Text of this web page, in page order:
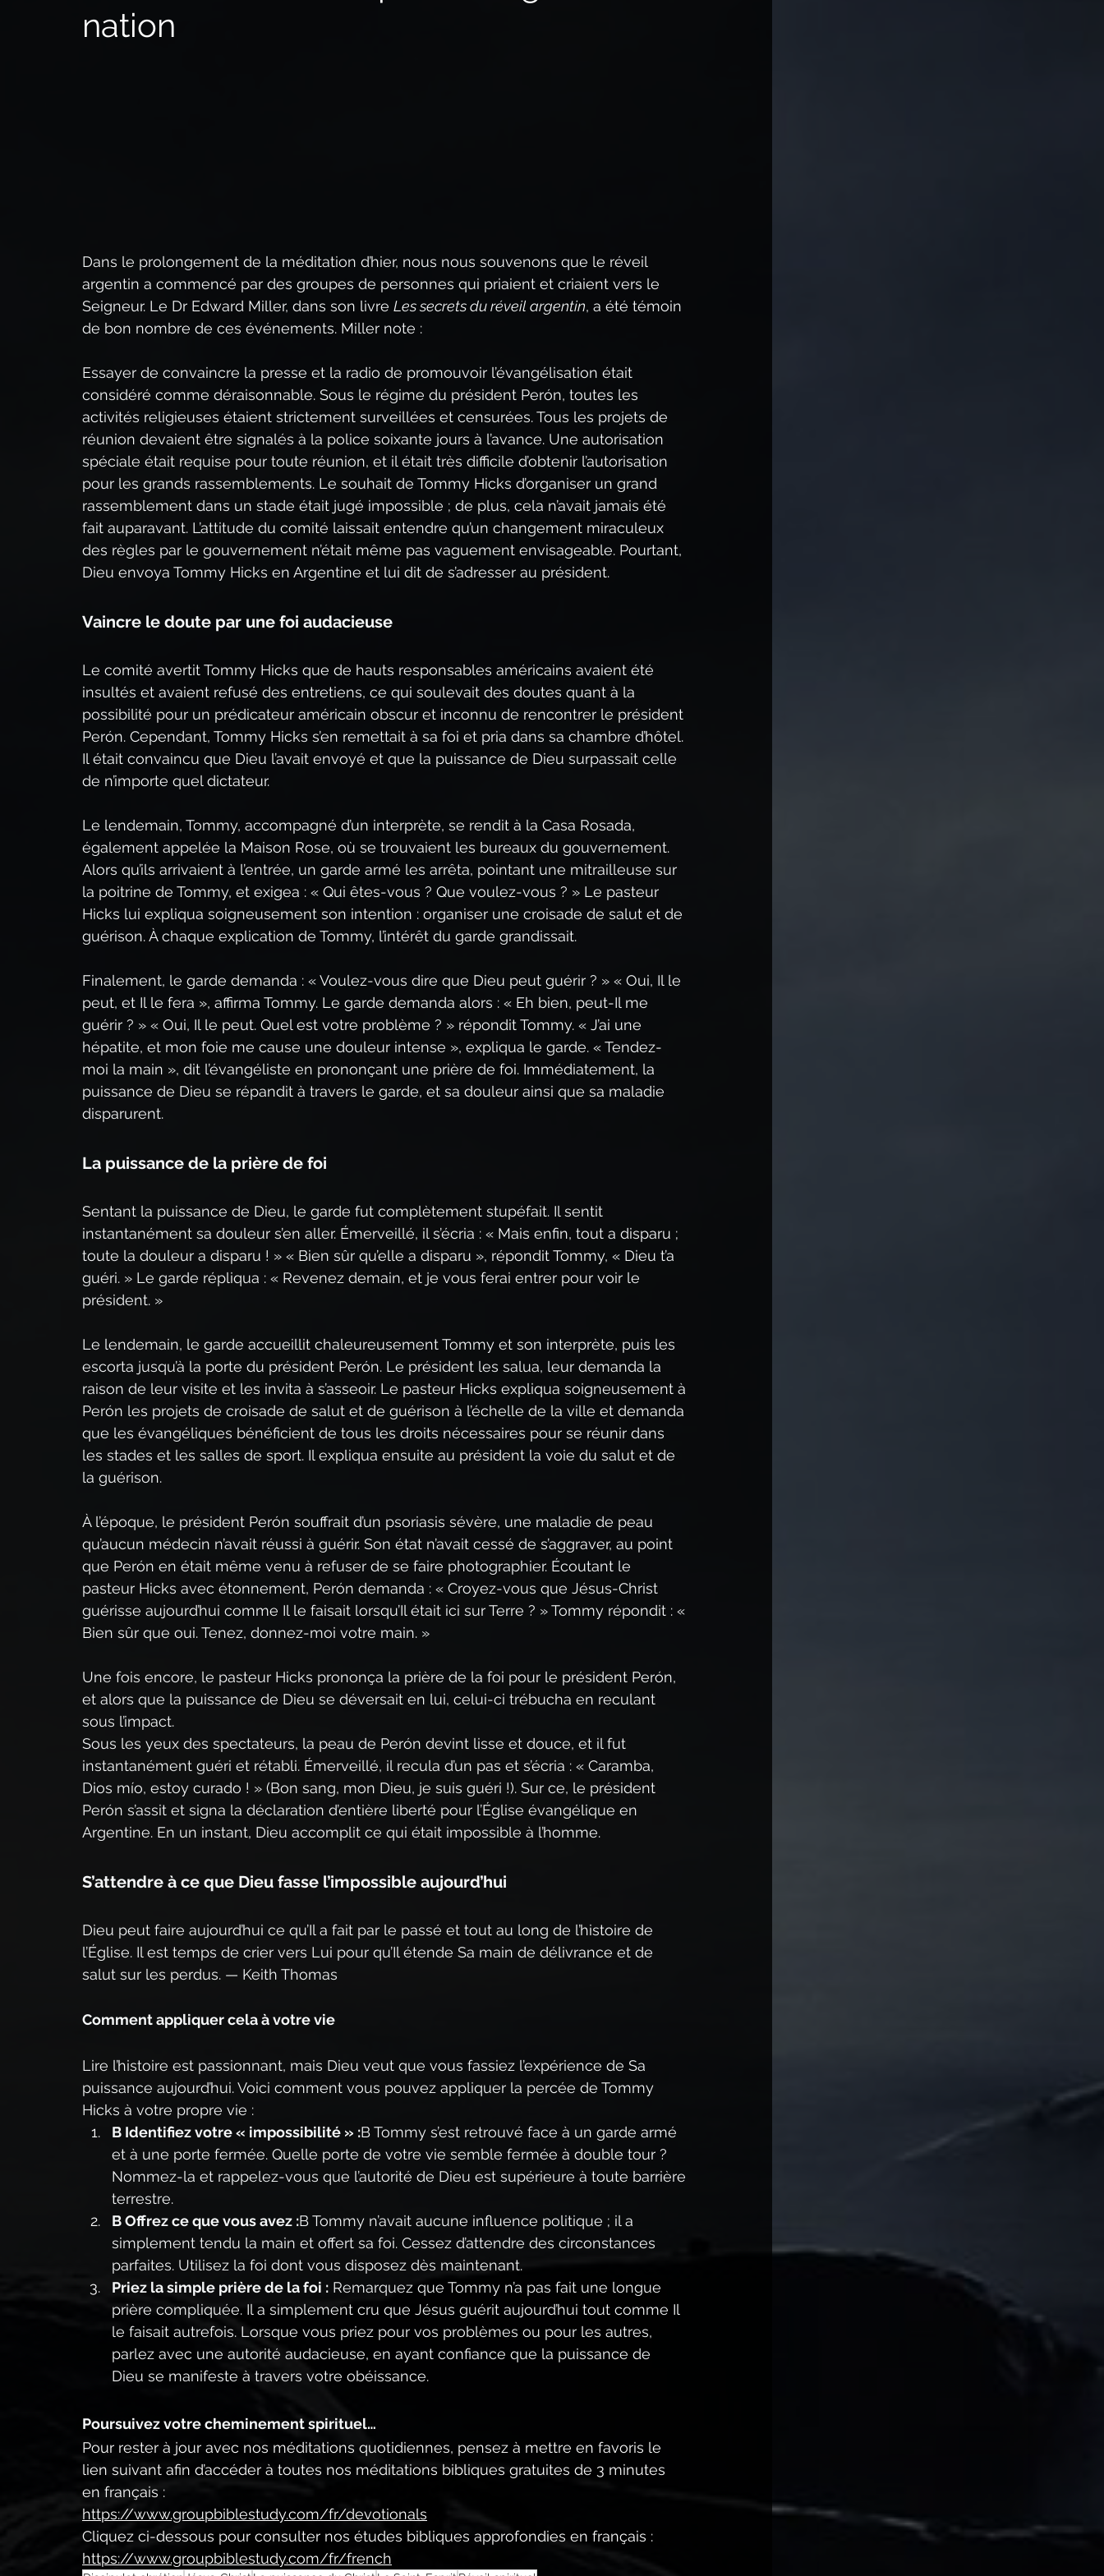
nation
Dans le prolongement de la méditation d’hier, nous nous souvenons que le réveil
argentin a commencé par des groupes de personnes qui priaient et criaient vers le
Seigneur. Le Dr Edward Miller, dans son livre Les secrets du réveil argentin, a été témoin
de bon nombre de ces événements. Miller note :
Essayer de convaincre la presse et la radio de promouvoir l’évangélisation était
considéré comme déraisonnable. Sous le régime du président Perón, toutes les
activités religieuses étaient strictement surveillées et censurées. Tous les projets de
réunion devaient être signalés à la police soixante jours à l’avance. Une autorisation
spéciale était requise pour toute réunion, et il était très difficile d’obtenir l’autorisation
pour les grands rassemblements. Le souhait de Tommy Hicks d’organiser un grand
rassemblement dans un stade était jugé impossible ; de plus, cela n’avait jamais été
fait auparavant. L’attitude du comité laissait entendre qu’un changement miraculeux
des règles par le gouvernement n’était même pas vaguement envisageable. Pourtant,
Dieu envoya Tommy Hicks en Argentine et lui dit de s’adresser au président.
Vaincre le doute par une foi audacieuse
Le comité avertit Tommy Hicks que de hauts responsables américains avaient été
insultés et avaient refusé des entretiens, ce qui soulevait des doutes quant à la
possibilité pour un prédicateur américain obscur et inconnu de rencontrer le président
Perón. Cependant, Tommy Hicks s’en remettait à sa foi et pria dans sa chambre d’hôtel.
Il était convaincu que Dieu l’avait envoyé et que la puissance de Dieu surpassait celle
de n’importe quel dictateur.
Le lendemain, Tommy, accompagné d’un interprète, se rendit à la Casa Rosada,
également appelée la Maison Rose, où se trouvaient les bureaux du gouvernement.
Alors qu’ils arrivaient à l’entrée, un garde armé les arrêta, pointant une mitrailleuse sur
la poitrine de Tommy, et exigea : « Qui êtes-vous ? Que voulez-vous ? » Le pasteur
Hicks lui expliqua soigneusement son intention : organiser une croisade de salut et de
guérison. À chaque explication de Tommy, l’intérêt du garde grandissait.
Finalement, le garde demanda : « Voulez-vous dire que Dieu peut guérir ? » « Oui, Il le
peut, et Il le fera », affirma Tommy. Le garde demanda alors : « Eh bien, peut-Il me
guérir ? » « Oui, Il le peut. Quel est votre problème ? » répondit Tommy. « J’ai une
hépatite, et mon foie me cause une douleur intense », expliqua le garde. « Tendez-
moi la main », dit l’évangéliste en prononçant une prière de foi. Immédiatement, la
puissance de Dieu se répandit à travers le garde, et sa douleur ainsi que sa maladie
disparurent.
La puissance de la prière de foi
Sentant la puissance de Dieu, le garde fut complètement stupéfait. Il sentit
instantanément sa douleur s’en aller. Émerveillé, il s’écria : « Mais enfin, tout a disparu ;
toute la douleur a disparu ! » « Bien sûr qu’elle a disparu », répondit Tommy, « Dieu t’a
guéri. » Le garde répliqua : « Revenez demain, et je vous ferai entrer pour voir le
président. »
Le lendemain, le garde accueillit chaleureusement Tommy et son interprète, puis les
escorta jusqu’à la porte du président Perón. Le président les salua, leur demanda la
raison de leur visite et les invita à s’asseoir. Le pasteur Hicks expliqua soigneusement à
Perón les projets de croisade de salut et de guérison à l’échelle de la ville et demanda
que les évangéliques bénéficient de tous les droits nécessaires pour se réunir dans
les stades et les salles de sport. Il expliqua ensuite au président la voie du salut et de
la guérison.
À l’époque, le président Perón souffrait d’un psoriasis sévère, une maladie de peau
qu’aucun médecin n’avait réussi à guérir. Son état n’avait cessé de s’aggraver, au point
que Perón en était même venu à refuser de se faire photographier. Écoutant le
pasteur Hicks avec étonnement, Perón demanda : « Croyez-vous que Jésus-Christ
guérisse aujourd’hui comme Il le faisait lorsqu’Il était ici sur Terre ? » Tommy répondit : «
Bien sûr que oui. Tenez, donnez-moi votre main. »
Une fois encore, le pasteur Hicks prononça la prière de la foi pour le président Perón,
et alors que la puissance de Dieu se déversait en lui, celui-ci trébucha en reculant
sous l’impact.
Sous les yeux des spectateurs, la peau de Perón devint lisse et douce, et il fut
instantanément guéri et rétabli. Émerveillé, il recula d’un pas et s’écria : « Caramba,
Dios mío, estoy curado ! » (Bon sang, mon Dieu, je suis guéri !). Sur ce, le président
Perón s’assit et signa la déclaration d’entière liberté pour l’Église évangélique en
Argentine. En un instant, Dieu accomplit ce qui était impossible à l’homme.
S’attendre à ce que Dieu fasse l’impossible aujourd’hui
Dieu peut faire aujourd’hui ce qu’Il a fait par le passé et tout au long de l’histoire de
l’Église. Il est temps de crier vers Lui pour qu’Il étende Sa main de délivrance et de
salut sur les perdus. — Keith Thomas
Comment appliquer cela à votre vie
Lire l’histoire est passionnant, mais Dieu veut que vous fassiez l’expérience de Sa
puissance aujourd’hui. Voici comment vous pouvez appliquer la percée de Tommy
Hicks à votre propre vie :
B Identifiez votre « impossibilité » :B Tommy s’est retrouvé face à un garde armé
et à une porte fermée. Quelle porte de votre vie semble fermée à double tour ?
Nommez-la et rappelez-vous que l’autorité de Dieu est supérieure à toute barrière
terrestre.
B Offrez ce que vous avez :B Tommy n’avait aucune influence politique ; il a
simplement tendu la main et offert sa foi. Cessez d’attendre des circonstances
parfaites. Utilisez la foi dont vous disposez dès maintenant.
Priez la simple prière de la foi : Remarquez que Tommy n’a pas fait une longue
prière compliquée. Il a simplement cru que Jésus guérit aujourd’hui tout comme Il
le faisait autrefois. Lorsque vous priez pour vos problèmes ou pour les autres,
parlez avec une autorité audacieuse, en ayant confiance que la puissance de
Dieu se manifeste à travers votre obéissance.
Poursuivez votre cheminement spirituel…
Pour rester à jour avec nos méditations quotidiennes, pensez à mettre en favoris le
lien suivant afin d’accéder à toutes nos méditations bibliques gratuites de 3 minutes
en français :
https://www.groupbiblestudy.com/fr/devotionals
Cliquez ci-dessous pour consulter nos études bibliques approfondies en français :
https://www.groupbiblestudy.com/fr/french